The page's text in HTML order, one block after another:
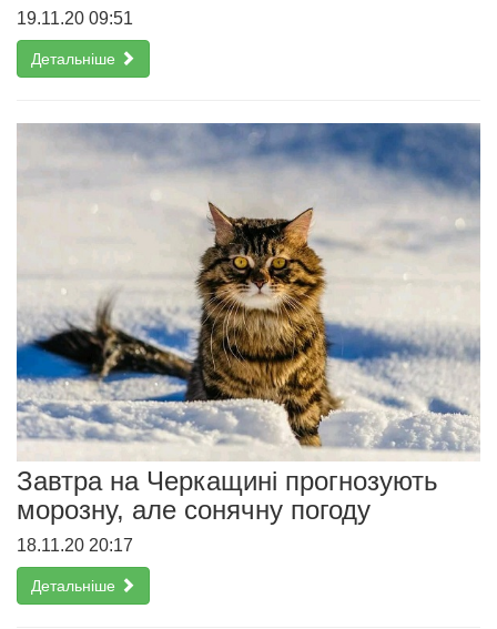
19.11.20 09:51
Детальніше
Завтра на Черкащині прогнозують
морозну, але сонячну погоду
18.11.20 20:17
Детальніше